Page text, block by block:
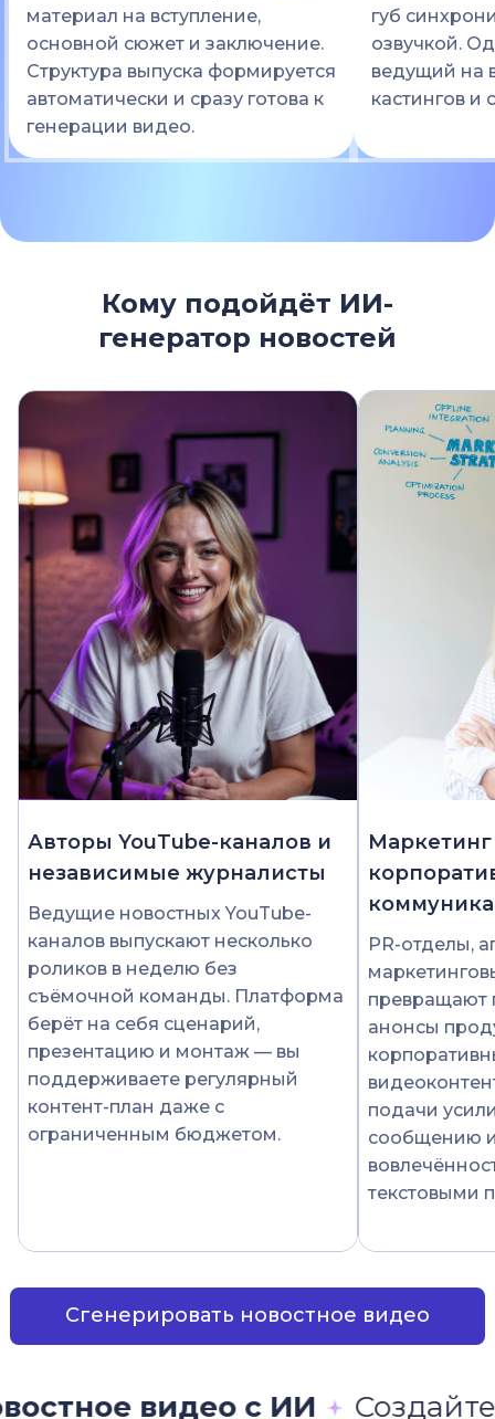
материал на вступление,
основной сюжет и заключение.
Структура выпуска формируется
автоматически и сразу готова к
генерации видео.
губ
озвучкой.
ведущий на
кастингов и
Кому подойдёт ИИ-
генератор новостей
Авторы YouTube-каналов и
независимые журналисты
Ведущие новостных YouTube-
каналов выпускают несколько
роликов в неделю без
съёмочной команды. Платформа
берёт на себя сценарий,
презентацию и монтаж — вы
поддерживаете регулярный
контент-план даже с
ограниченным бюджетом.
PR-отделы,
превращают
анонсы
подачи
сообщению
текстовыми
Сгенерировать новостное видео
с ИИ Создайте